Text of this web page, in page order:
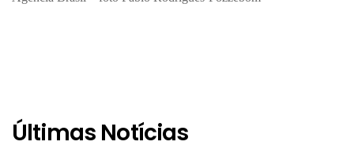
Últimas Notícias